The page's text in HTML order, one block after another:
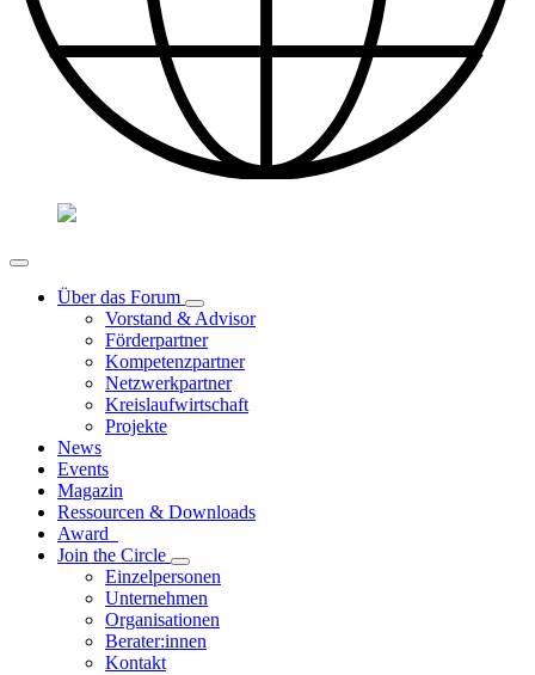
Über das Forum
Vorstand & Advisor
Förderpartner
Kompetenzpartner
Netzwerkpartner
Kreislaufwirtschaft
Projekte
News
Events
Magazin
Ressourcen & Downloads
Award
Join the Circle
Einzelpersonen
Unternehmen
Organisationen
Berater:innen
Kontakt